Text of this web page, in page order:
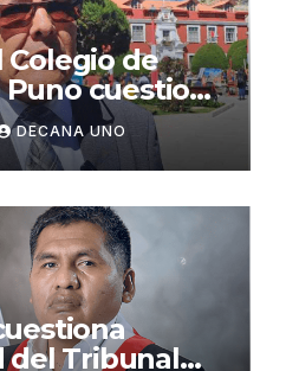
Colegio de
cuestiona
seguridad
DECANA UNO
del Tribunal